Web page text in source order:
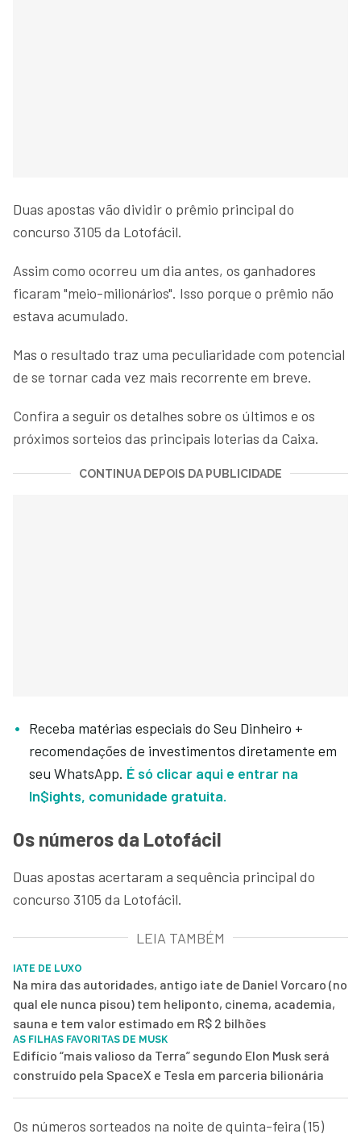
Duas apostas vão dividir o prêmio principal do
concurso 3105 da Lotofácil.
Assim como ocorreu um dia antes, os ganhadores
ficaram "meio-milionários". Isso porque o prêmio não
estava acumulado.
Mas o resultado traz uma peculiaridade com potencial
de se tornar cada vez mais recorrente em breve.
Confira a seguir os detalhes sobre os últimos e os
próximos sorteios das principais loterias da Caixa.
CONTINUA DEPOIS DA PUBLICIDADE
Receba matérias especiais do Seu Dinheiro +
recomendações de investimentos diretamente em
seu WhatsApp. É só clicar aqui e entrar na
In$ights, comunidade gratuita.
Os números da Lotofácil
Duas apostas acertaram a sequência principal do
concurso 3105 da Lotofácil.
LEIA TAMBÉM
IATE DE LUXO
Na mira das autoridades, antigo iate de Daniel Vorcaro (no
qual ele nunca pisou) tem heliponto, cinema, academia,
sauna e tem valor estimado em R$ 2 bilhões
AS FILHAS FAVORITAS DE MUSK
Edifício “mais valioso da Terra” segundo Elon Musk será
construído pela SpaceX e Tesla em parceria bilionária
Os números sorteados na noite de quinta-feira (15)